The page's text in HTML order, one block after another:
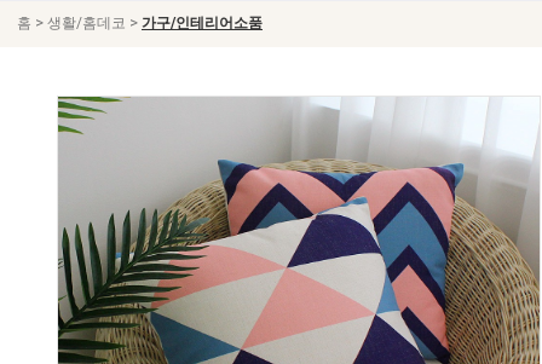
홈 > 생활/홈데코 > 가구/인테리어소품